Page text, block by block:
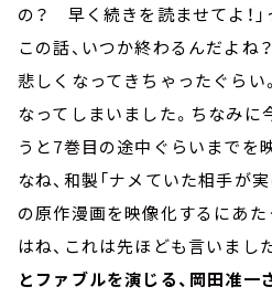
の？ 早く続きを読ませてよ！」
この話、いつか終わるんだよね
悲しくなってきちゃったぐらい
なってしまいました。ちなみに
うと7巻目の途中ぐらいまでを
なね、和製「ナメていた相手が
の原作漫画を映像化するにあた
はね、これは先ほども言いました
とファブルを演じる、岡田准一